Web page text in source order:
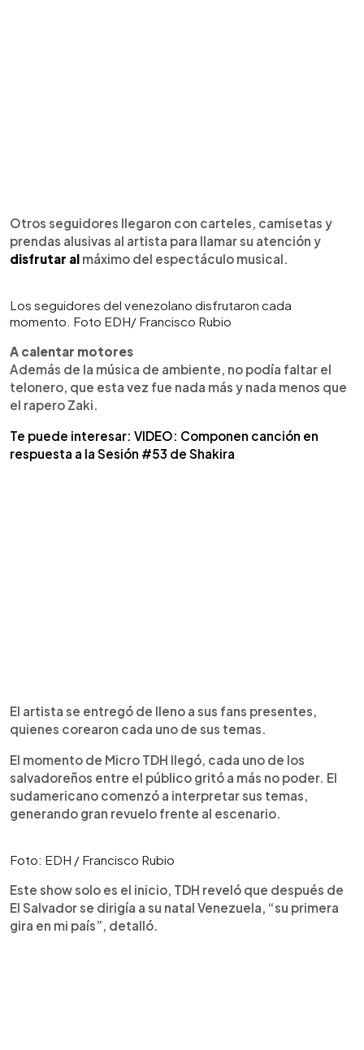
Otros seguidores llegaron con carteles, camisetas y
prendas alusivas al artista para llamar su atención y
disfrutar al máximo del espectáculo musical.
Los seguidores del venezolano disfrutaron cada
momento. Foto EDH/ Francisco Rubio
A calentar motores
Además de la música de ambiente, no podía faltar el
telonero, que esta vez fue nada más y nada menos que
el rapero Zaki.
Te puede interesar: VIDEO: Componen canción en
respuesta a la Sesión #53 de Shakira
El artista se entregó de lleno a sus fans presentes,
quienes corearon cada uno de sus temas.
El momento de Micro TDH llegó, cada uno de los
salvadoreños entre el público gritó a más no poder. El
sudamericano comenzó a interpretar sus temas,
generando gran revuelo frente al escenario.
Foto: EDH / Francisco Rubio
Este show solo es el inicio, TDH reveló que después de
El Salvador se dirigía a su natal Venezuela, “su primera
gira en mi país”, detalló.